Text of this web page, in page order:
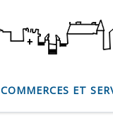
COMMERCES ET